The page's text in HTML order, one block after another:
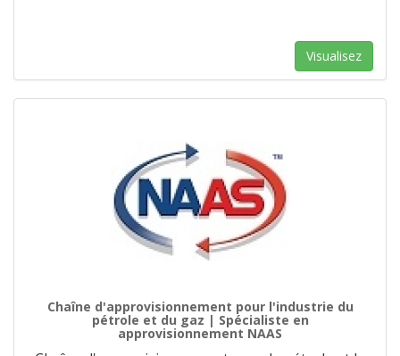
Visualisez
Chaîne d'approvisionnement pour l'industrie du
pétrole et du gaz | Spécialiste en
approvisionnement NAAS